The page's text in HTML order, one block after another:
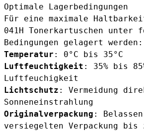
Optimale Lagerbedingungen
Für eine maximale
041H Tonerkartuschen unter
Bedingungen gelagert werden:
Temperatur : 0°C bis 35°C
Luftfeuchtigkeit : 35% bis
Luftfeuchigkeit
Lichtschutz : Vermeidung
Sonneneinstrahlung
Originalverpackung :
versiegelten Verpackung bis